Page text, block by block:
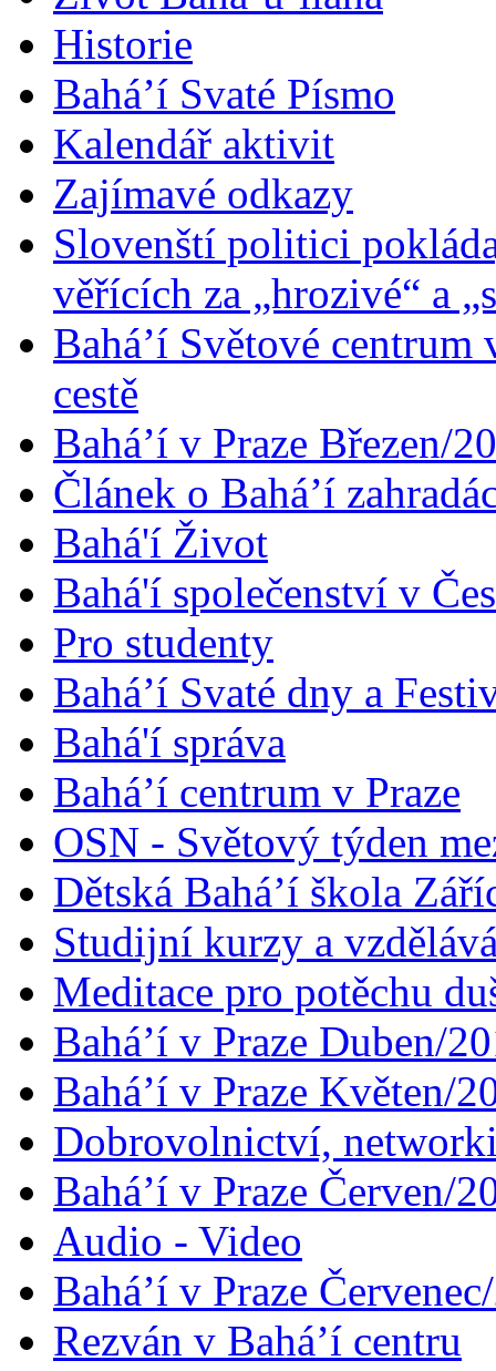
Historie
Bahá’í Svaté Písmo
Kalendář aktivit
Zajímavé odkazy
Slovenští politici
věřících za „hrozivé“ a
Bahá’í Světové
cestě
Bahá’í v Praze Březen/
Článek o Bahá’í
Bahá'í Život
Bahá'í společenství v
Pro studenty
Bahá’í Svaté dny a
Bahá'í správa
Bahá’í centrum v Praze
OSN - Světový týden
Dětská Bahá’í škola
Studijní kurzy a
Meditace pro potěchu
Bahá’í v Praze Duben/
Bahá’í v Praze Květen/
Dobrovolnictví,
Bahá’í v Praze Červen/
Audio - Video
Bahá’í v Praze
Rezván v Bahá’í centru